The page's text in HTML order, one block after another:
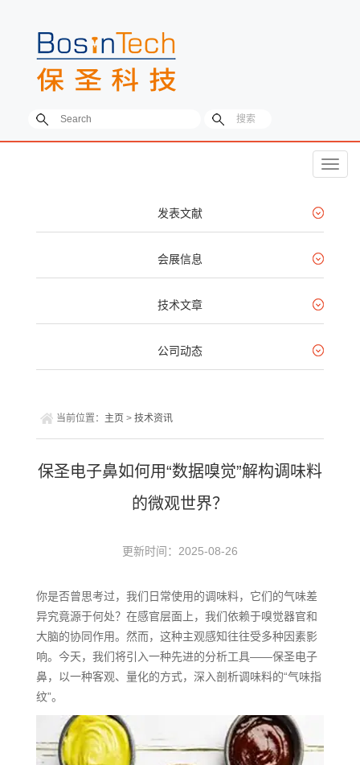
菜
发表文献
会展信息
技术文章
公司动态
当前位置： 主页 > 技术资讯
保圣电子鼻如何用“数据嗅觉”解构调味料
的微观世界？
更新时间：2025-08-26
你是否曾思考过，我们日常使用的调味料，它们的气味差
异究竟源于何处？在感官层面上，我们依赖于嗅觉器官和
大脑的协同作用。然而，这种主观感知往往受多种因素影
响。今天，我们将引入一种先进的分析工具——保圣电子
鼻，以一种客观、量化的方式，深入剖析调味料的“气味指
纹”。